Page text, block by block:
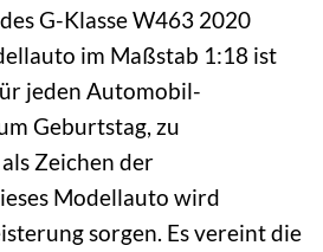
G-Klasse W463 2020
im Maßstab 1:18 ist
jeden Automobil-
Geburtstag, zu
Zeichen der
Modellauto wird
sorgen. Es vereint die